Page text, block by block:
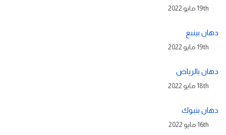
19th مايو 2022
دهان بينبع
19th مايو 2022
دهان بالرياض
18th مايو 2022
دهان بتبوك
16th مايو 2022